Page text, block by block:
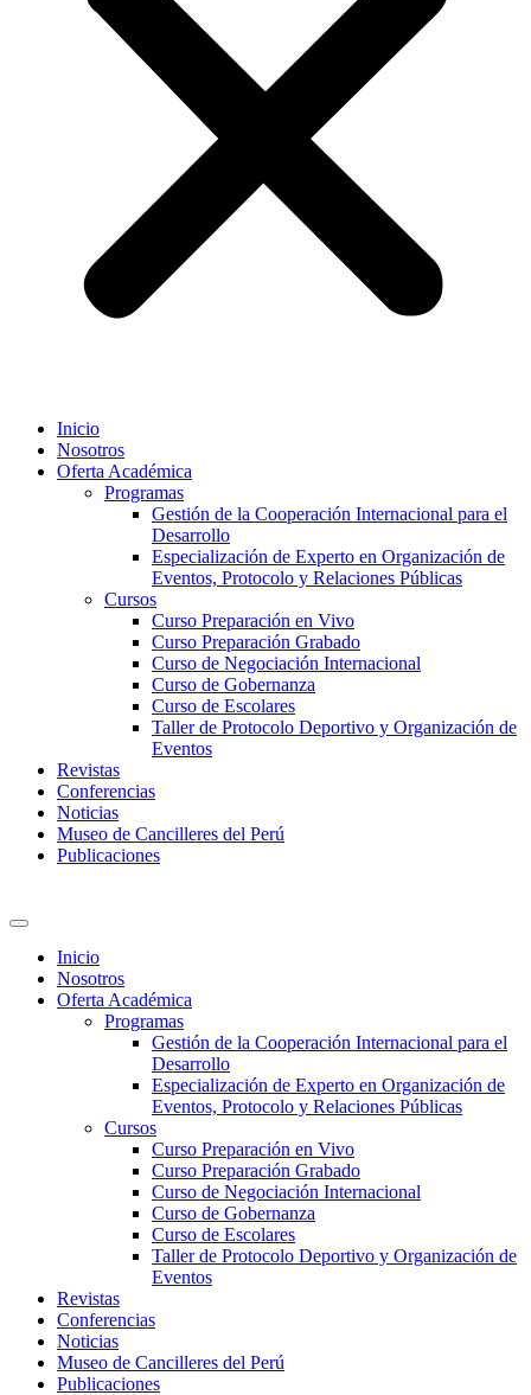
Inicio
Nosotros
Oferta Académica
Programas
Gestión de la Cooperación Internacional para el
Desarrollo
Especialización de Experto en Organización de
Eventos, Protocolo y Relaciones Públicas
Cursos
Curso Preparación en Vivo
Curso Preparación Grabado
Curso de Negociación Internacional
Curso de Gobernanza
Curso de Escolares
Taller de Protocolo Deportivo y Organización de
Eventos
Revistas
Conferencias
Noticias
Museo de Cancilleres del Perú
Publicaciones
Inicio
Nosotros
Oferta Académica
Programas
Gestión de la Cooperación Internacional para el
Desarrollo
Especialización de Experto en Organización de
Eventos, Protocolo y Relaciones Públicas
Cursos
Curso Preparación en Vivo
Curso Preparación Grabado
Curso de Negociación Internacional
Curso de Gobernanza
Curso de Escolares
Taller de Protocolo Deportivo y Organización de
Eventos
Revistas
Conferencias
Noticias
Museo de Cancilleres del Perú
Publicaciones